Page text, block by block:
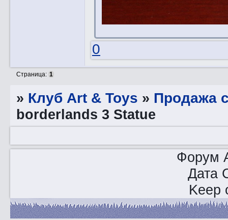
0
Страница: 1
» Клуб Art & Toys » Продажа
borderlands 3 Statue
Форум
Дата
Keep